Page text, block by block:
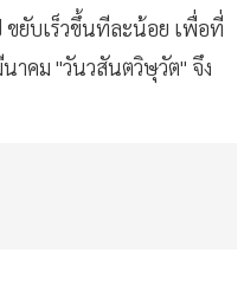
ขยับเร็วขึ้นทีละน้อย เพื่อที่
าคม "วันวสันตวิษุวัต" จึง